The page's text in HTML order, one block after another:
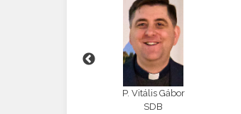
P. Vitális Gábor
SDB